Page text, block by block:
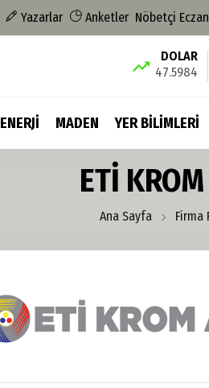
Yazarlar Anketler Nöbetçi
DOLAR
47.5984
ENERJİ MADEN YER BİLİMLERİ
ETİ
Ana Sayfa Firma